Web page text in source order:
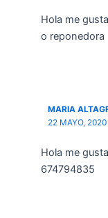
Hola me
o reponedora
MARIA
22 MAYO,
Hola me
674794835